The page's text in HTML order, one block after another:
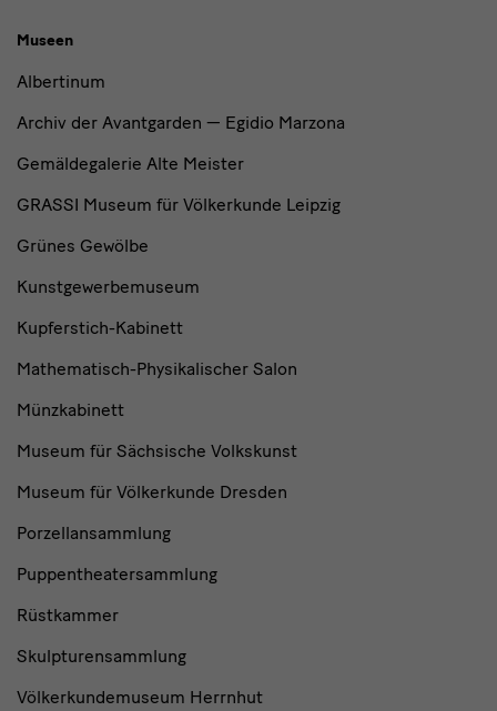
Museen
Albertinum
Archiv der Avantgarden — Egidio Marzona
Gemäldegalerie Alte Meister
GRASSI Museum für Völkerkunde Leipzig
Grünes Gewölbe
Kunstgewerbemuseum
Kupferstich-Kabinett
Mathematisch-Physikalischer Salon
Münzkabinett
Museum für Sächsische Volkskunst
Museum für Völkerkunde Dresden
Porzellansammlung
Puppentheatersammlung
Rüstkammer
Skulpturensammlung
Völkerkundemuseum Herrnhut